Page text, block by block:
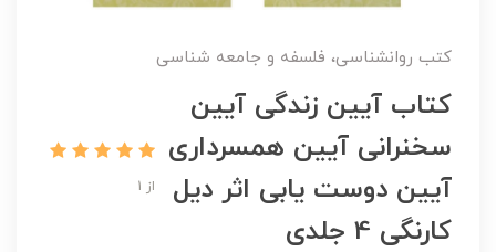
کتب روانشناسی، فلسفه و جامعه شناسی
کتاب آیین زندگی آیین
سخنرانی آیین همسرداری
آیین دوست یابی اثر دیل
کارنگی 4 جلدی
از 1